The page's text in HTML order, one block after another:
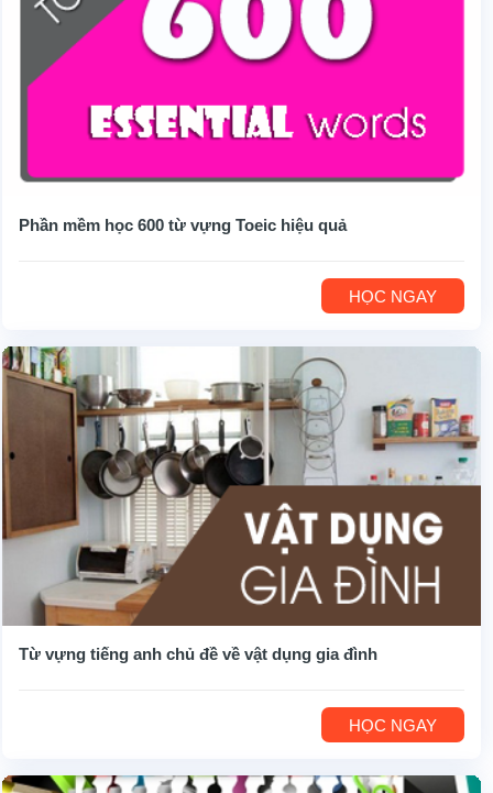
Phần mềm học 600 từ vựng Toeic hiệu quả
HỌC NGAY
Từ vựng tiếng anh chủ đề về vật dụng gia đình
HỌC NGAY